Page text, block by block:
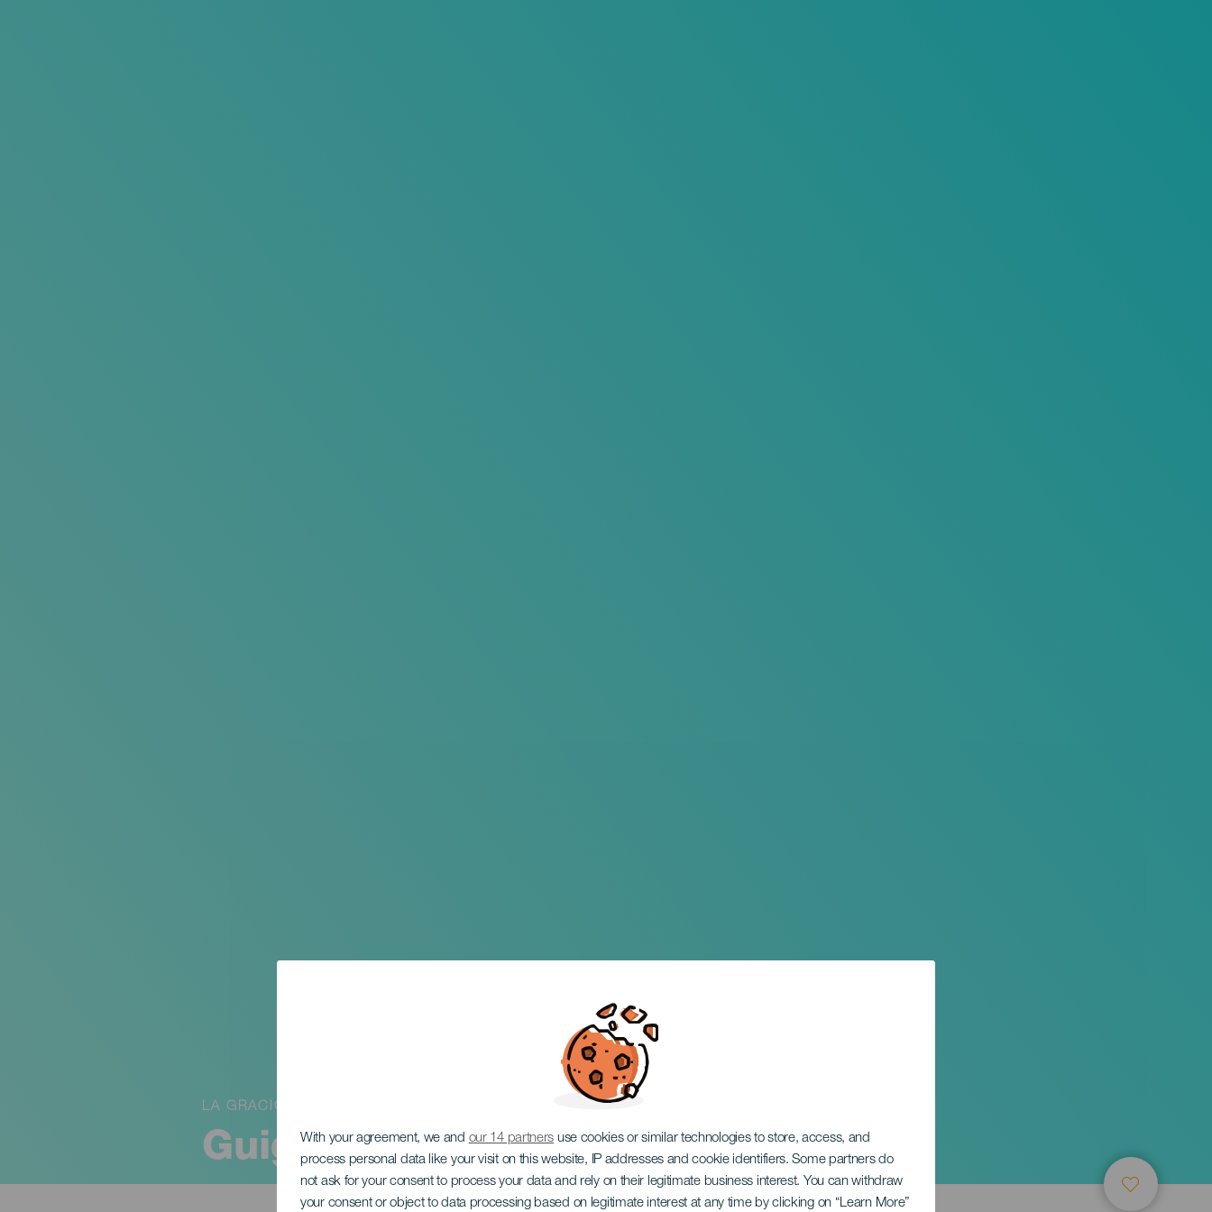
With your agreement, we and our 14 partners use cookies or similar technologies to store, access, and
process personal data like your visit on this website, IP addresses and cookie identifiers. Some partners do
not ask for your consent to process your data and rely on their legitimate business interest. You can withdraw
your consent or object to data processing based on legitimate interest at any time by clicking on “Learn More”
Guiguan
LA GRACIOSA